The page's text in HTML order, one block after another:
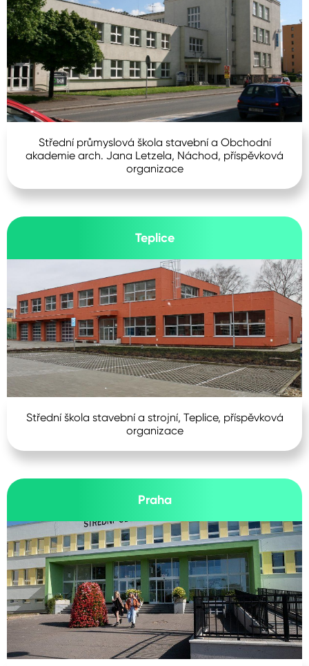
Střední průmyslová škola stavební a Obchodní
akademie arch. Jana Letzela, Náchod, příspěvková
organizace
Teplice
Střední škola stavební a strojní, Teplice, příspěvková
organizace
Praha